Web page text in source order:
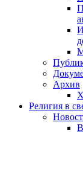
Архив
Религия в